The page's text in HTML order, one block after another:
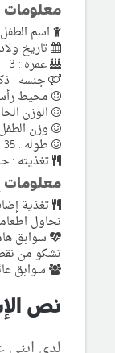
معلومات
اسم
تاريخ ولادته :
عمره : 3
جنسه :
محيط
الوزن
وزن
طوله : 35 سم
تغذيته :
معلومات
تغذية
نحاول
سوابق
تشكو من
سوابق
نص